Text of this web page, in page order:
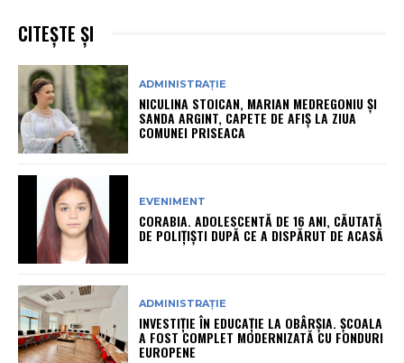
CITEȘTE ȘI
ADMINISTRAȚIE
NICULINA STOICAN, MARIAN MEDREGONIU ȘI
SANDA ARGINT, CAPETE DE AFIȘ LA ZIUA
COMUNEI PRISEACA
EVENIMENT
CORABIA. ADOLESCENTĂ DE 16 ANI, CĂUTATĂ
DE POLIȚIȘTI DUPĂ CE A DISPĂRUT DE ACASĂ
ADMINISTRAȚIE
INVESTIȚIE ÎN EDUCAȚIE LA OBÂRȘIA. ȘCOALA
A FOST COMPLET MODERNIZATĂ CU FONDURI
EUROPENE